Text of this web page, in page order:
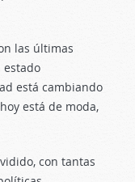
las últimas
estado
está cambiando
está de moda,
con tantas